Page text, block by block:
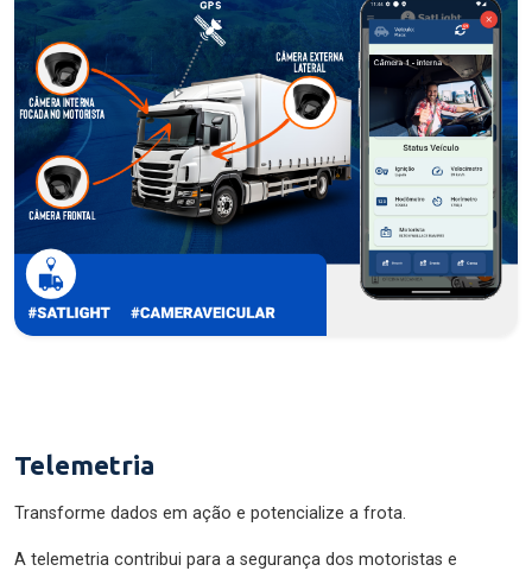
Telemetria
Transforme dados em ação e potencialize a frota.
A telemetria contribui para a segurança dos motoristas e